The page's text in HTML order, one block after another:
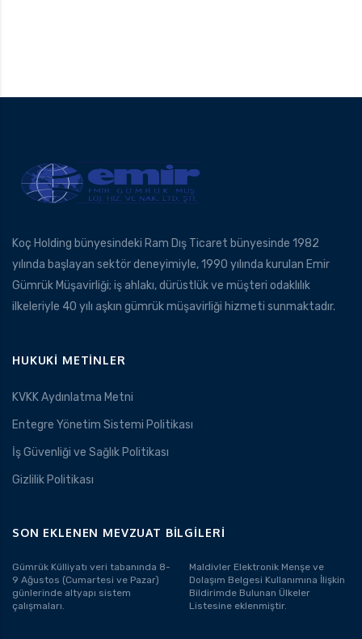
Koç Holding bünyesindeki Ram Dış Ticaret bünyesinde 1982
yılında başlayan sektör deneyimiyle, 1990 yılında kurulan Emir
Gümrük Müşavirliği; iş ahlakı, dürüstlük ve müşteri odaklılık
ilkeleriyle 40 yılı aşkın gümrük müşavirliği hizmeti sunmaktadır.
HUKUKI METINLER
KVKK Aydınlatma Metni
Entegre Yönetim Sistemi Politikası
İş Güvenliği ve Sağlık Politikası
Gizlilik Politikası
SON EKLENEN MEVZUAT BILGILERI
Gümrük Külliyatı veri tabanında 8-
9 Ağustos (Cumartesi ve Pazar)
günlerinde altyapı sistem
çalışmaları.
Maldivler Elektronik Menşe ve
Dolaşım Belgesi Kullanımına İlişkin
Bildirimde Bulunan Ülkeler
Listesine eklenmiştir.